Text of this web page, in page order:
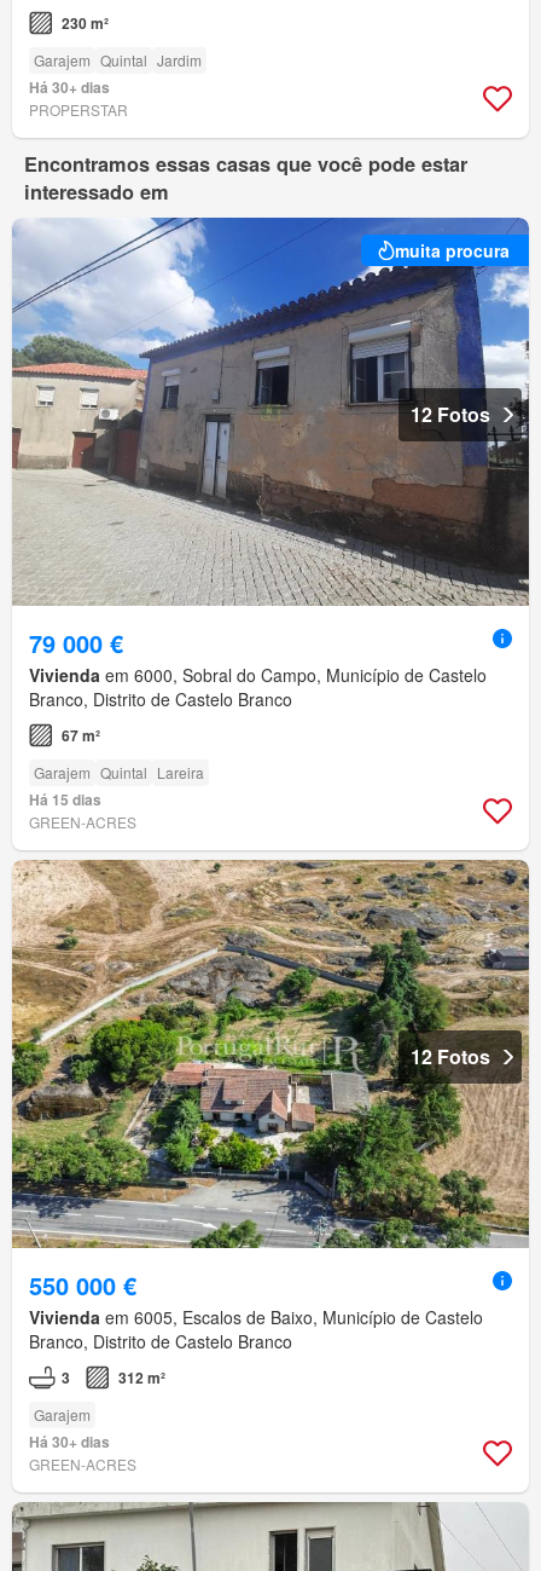
230 m²
Garajem Quintal Jardim
Há 30+ dias
PROPERSTAR
Encontramos essas casas que você pode estar
interessado em
muita procura
12 Fotos
79 000 €
Vivienda em 6000, Sobral do Campo, Município de Castelo
Branco, Distrito de Castelo Branco
67 m²
Garajem Quintal Lareira
Há 15 dias
GREEN-ACRES
12 Fotos
550 000 €
Vivienda em 6005, Escalos de Baixo, Município de Castelo
Branco, Distrito de Castelo Branco
3 312 m²
Garajem
Há 30+ dias
GREEN-ACRES